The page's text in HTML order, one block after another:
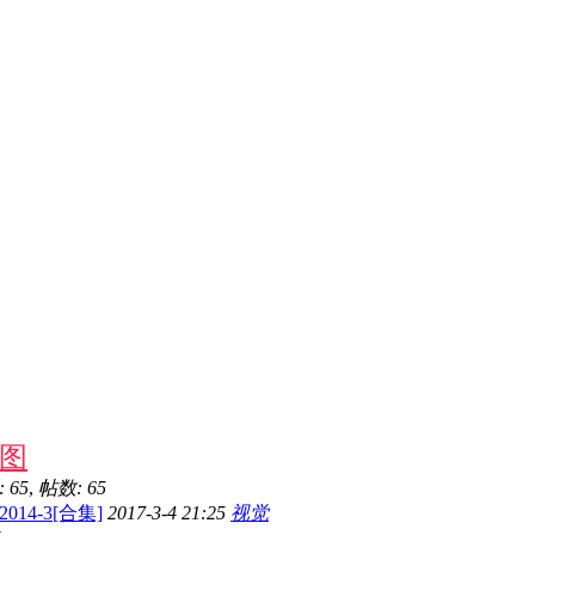
65, 帖数: 65
3[合集] 2017-3-4 21:25 视觉